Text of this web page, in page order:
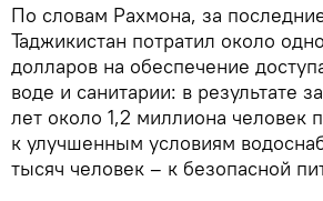
По словам Рахмона, за
Таджикистан потратил около
долларов на обеспечение
воде и санитарии: в результате
лет около 1,2 миллиона человек
к улучшенным условиям
тысяч человек – к безопасной